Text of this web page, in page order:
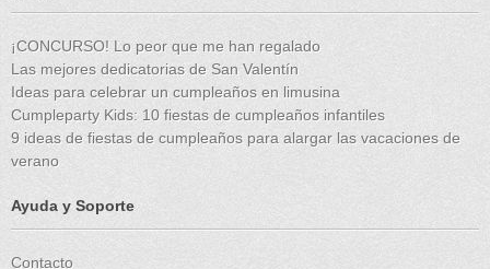
¡CONCURSO! Lo peor que me han regalado
Las mejores dedicatorias de San Valentín
Ideas para celebrar un cumpleaños en limusina
Cumpleparty Kids: 10 fiestas de cumpleaños infantiles
9 ideas de fiestas de cumpleaños para alargar las vacaciones de
verano
Ayuda y Soporte
Contacto